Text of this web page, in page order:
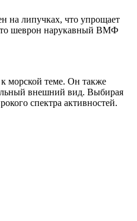
на липучках, что упрощает
шеврон нарукавный ВМФ
морской теме. Он также
внешний вид. Выбирая
спектра активностей.